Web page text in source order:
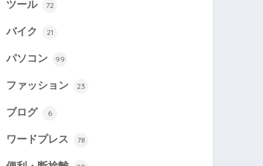
ツール 72
バイク 21
パソコン 99
ファッション 23
ブログ 6
ワードプレス 78